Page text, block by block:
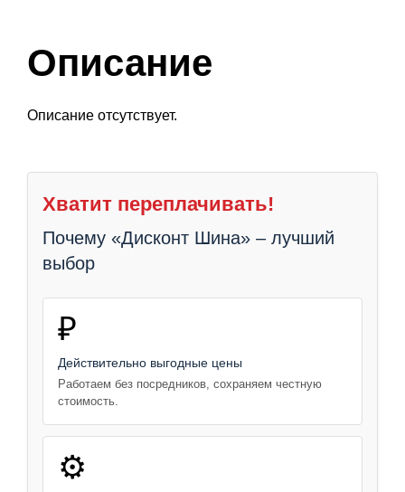
Описание
Описание отсутствует.
Хватит переплачивать!
Почему «Дисконт Шина» – лучший
выбор
₽
Действительно выгодные цены
Работаем без посредников, сохраняем честную
стоимость.
⚙️